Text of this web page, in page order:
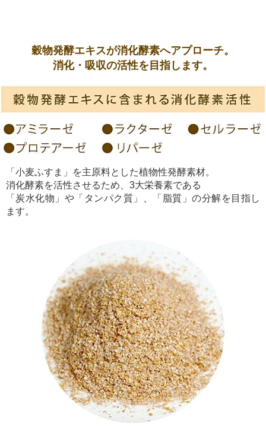
穀物発酵エキスが消化酵素へアプローチ。
消化・吸収の活性を目指します。
「小麦ふすま」を主原料とした植物性発酵素材。
消化酵素を活性させるため、3大栄養素である
「炭水化物」や「タンパク質」、「脂質」の分解を目指し
ます。